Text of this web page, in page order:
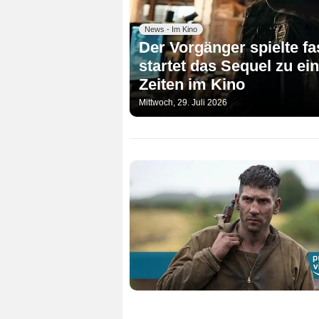
News - Im Kino
Der Vorgänger spielte
startet das Sequel zu
Zeiten im Kino
Mittwoch, 29. Juli 2026